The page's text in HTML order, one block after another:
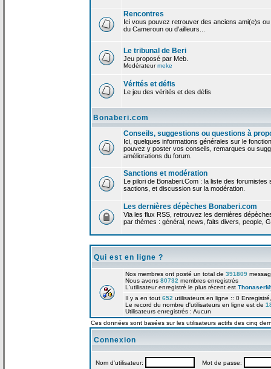
Rencontres
Ici vous pouvez retrouver des anciens ami(e)s
du Cameroun ou d'ailleurs...
Le tribunal de Beri
Jeu proposé par Meb.
Modérateurmeke
Vérités et défis
Le jeu des vérités et des défis
Bonaberi.com
Conseils, suggestions ou questions à
Ici, quelques informations générales sur le
pouvez y poster vos conseils, remarques ou
améliorations du forum.
Sanctions et modération
Le pilori de Bonaberi.Com : la liste des
sactions, et discussion sur la modération.
Les dernières dépèches Bonaberi.com
Via les flux RSS, retrouvez les dernières
par thèmes : général, news, faits divers, people,
Qui est en ligne ?
Nos membres ont posté un total de 391809
Nous avons 80732 membres enregistrés
L'utilisateur enregistré le plus récent est
Il y a en tout 652 utilisateurs en ligne :: 0
Le record du nombre d'utilisateurs en ligne est de
Utilisateurs enregistrés : Aucun
Ces données sont basées sur les utilisateurs actifs des cinq
Connexion
Nom d'utilisateur: Mot de passe: